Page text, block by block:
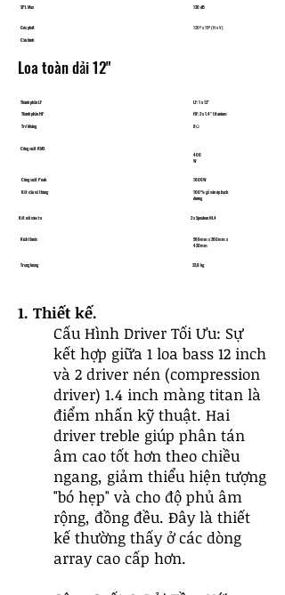
SPL Max 130 dB
Góc phát
120º x 15º (H x V)
Cấu hình
Loa toàn dải 12"
Thành phần LF
LF: 1 x 12"
Thành phần HF
HF: 2 x 1.4" titanium
Trở kháng
8Ω
Công suất RMS
400
W
Công suất Peak
​1600W
Kết cấu vỏ thùng
100% gỗ ván ép bạch
dương
Kết nối vào/ra 2 x Speakon NL4
Kích thước
569mm x 360mm x
420mm
Trọng lượng 23,9 kg
1. Thiết kế.
Cấu Hình Driver Tối Ưu: Sự
kết hợp giữa 1 loa bass 12 inch
và 2 driver nén (compression
driver) 1.4 inch màng titan là
điểm nhấn kỹ thuật. Hai
driver treble giúp phân tán
âm cao tốt hơn theo chiều
ngang, giảm thiểu hiện tượng
"bó hẹp" và cho độ phủ âm
rộng, đồng đều. Đây là thiết
kế thường thấy ở các dòng
array cao cấp hơn.